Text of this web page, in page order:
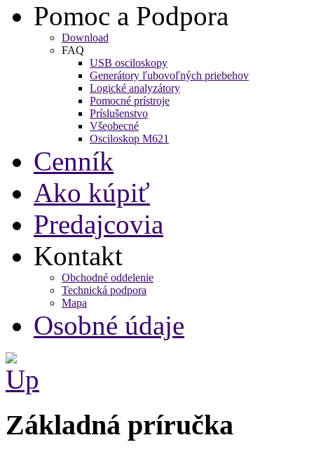
Pomoc a Podpora
Download
FAQ
USB osciloskopy
Generátory ľubovoľných priebehov
Logické analyzátory
Pomocné prístroje
Príslušenstvo
Všeobecné
Osciloskop M621
Cenník
Ako kúpiť
Predajcovia
Kontakt
Obchodné oddelenie
Technická podpora
Mapa
Osobné údaje
Základná príručka